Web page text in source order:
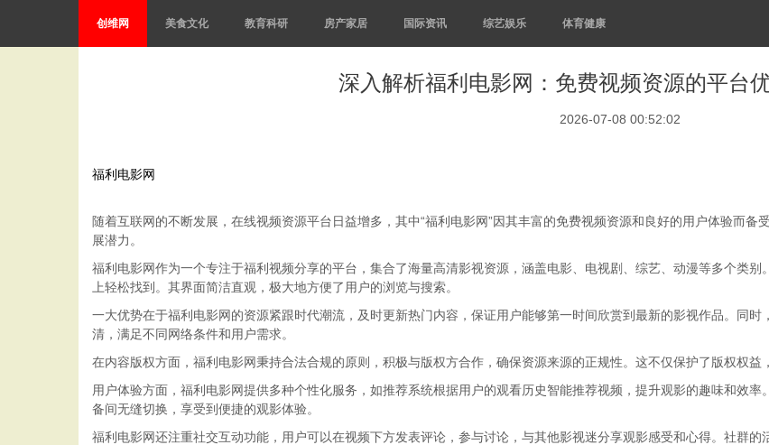
创维网 美食文化 教育科研 房产家居 国际资讯 综艺娱乐 体育健康
深入解析福利电影网：免费视频资源的平台
2026-07-08 00:52:02
福利电影网
随着互联网的不断发展，在线视频资源平台日益增多，其中“福利电影网”因其丰富的免费视频资源和良好的用户体验而
展潜力。
福利电影网作为一个专注于福利视频分享的平台，集合了海量高清影视资源，涵盖电影、电视剧、综艺、动漫等多个类
上轻松找到。其界面简洁直观，极大地方便了用户的浏览与搜索。
一大优势在于福利电影网的资源紧跟时代潮流，及时更新热门内容，保证用户能够第一时间欣赏到最新的影视作品。同
清，满足不同网络条件和用户需求。
在内容版权方面，福利电影网秉持合法合规的原则，积极与版权方合作，确保资源来源的正规性。这不仅保护了版权权益
用户体验方面，福利电影网提供多种个性化服务，如推荐系统根据用户的观看历史智能推荐视频，提升观影的趣味和效
备间无缝切换，享受到便捷的观影体验。
福利电影网还注重社交互动功能，用户可以在视频下方发表评论，参与讨论，与其他影视迷分享观影感受和心得。社群的